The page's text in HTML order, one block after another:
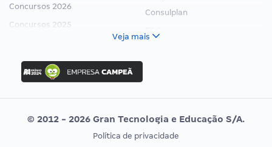
Concursos 2026
Concursos 2025
Concurso Nacional Unificado
Concurso Ibama
Concurso MPU
Editais publicados
Consulplan
Vunesp
CONCURSOS POR PROFISSÃO
EXAME DE ORDEM
Veja mais
© 2012 - 2026 Gran Tecnologia e Educação S/A.
Política de privacidade